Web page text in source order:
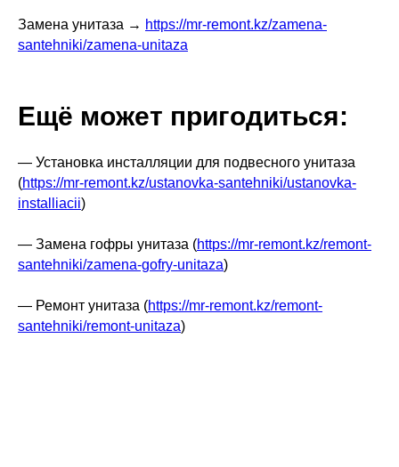
Замена унитаза → https://mr-remont.kz/zamena-
santehniki/zamena-unitaza
Ещё может пригодиться:
— Установка инсталляции для подвесного унитаза
(https://mr-remont.kz/ustanovka-santehniki/ustanovka-
installiacii)
— Замена гофры унитаза (https://mr-remont.kz/remont-
santehniki/zamena-gofry-unitaza)
— Ремонт унитаза (https://mr-remont.kz/remont-
santehniki/remont-unitaza)